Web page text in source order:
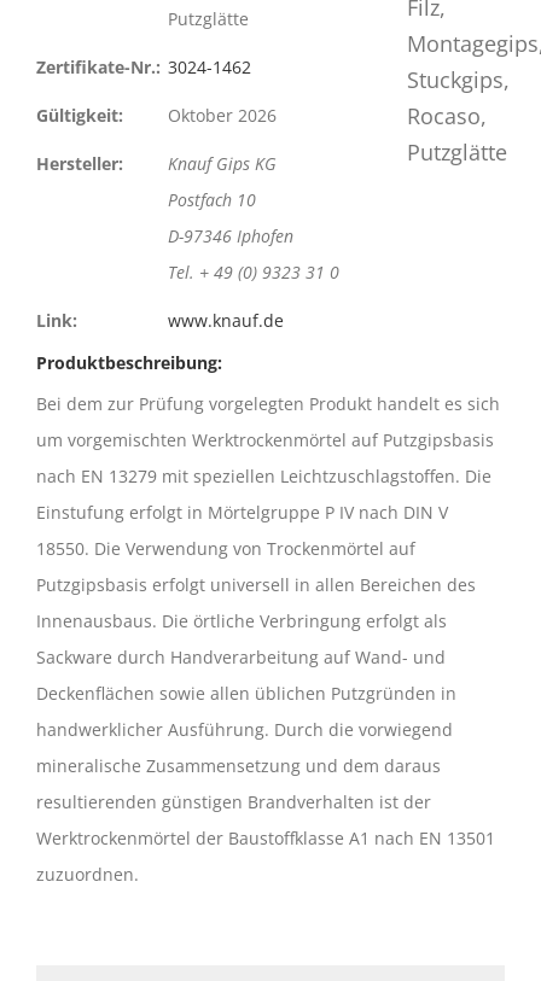
Putzglätte
Zertifikate-Nr.: 3024-1462
Gültigkeit: Oktober 2026
Hersteller:
Knauf Gips KG
Postfach 10
D-97346 Iphofen
Tel. + 49 (0) 9323 31 0
Link:
www.knauf.de
Produktbeschreibung:
Bei dem zur Prüfung vorgelegten Produkt handelt es sich
um vorgemischten Werktrockenmörtel auf Putzgipsbasis
nach EN 13279 mit speziellen Leichtzuschlagstoffen. Die
Einstufung erfolgt in Mörtelgruppe P IV nach DIN V
18550. Die Verwendung von Trockenmörtel auf
Putzgipsbasis erfolgt universell in allen Bereichen des
Innenausbaus. Die örtliche Verbringung erfolgt als
Sackware durch Handverarbeitung auf Wand- und
Deckenflächen sowie allen üblichen Putzgründen in
handwerklicher Ausführung. Durch die vorwiegend
mineralische Zusammensetzung und dem daraus
resultierenden günstigen Brandverhalten ist der
Werktrockenmörtel der Baustoffklasse A1 nach EN 13501
zuzuordnen.